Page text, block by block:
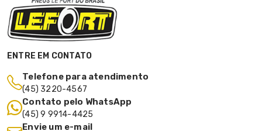
ENTRE EM CONTATO
Telefone para atendimento
(45) 3220-4567
Contato pelo WhatsApp
(45) 9 9914-4425
Envie um e-mail